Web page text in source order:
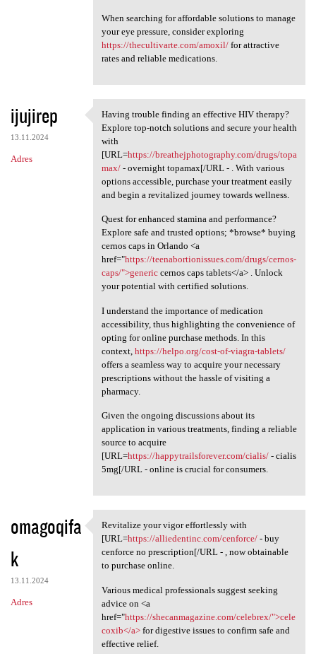
When searching for affordable solutions to manage
your eye pressure, consider exploring
https://thecultivarte.com/amoxil/for attractive
rates and reliable medications.
ijujirep
13.11.2024
Adres
Having trouble finding an
Having trouble finding an effective HIV therapy?
Explore top-notch solutions and secure your health
with
[URL=https://breathejphotography.com/drugs/topa
max/- overnight topamax[/URL - . With various
options accessible, purchase your treatment easily
and begin a revitalized journey towards wellness.
Quest for enhanced stamina and performance?
Explore safe and trusted options; *browse* buying
cernos caps in Orlando <a
href="https://teenabortionissues.com/drugs/cernos-
caps/">genericcernos caps tablets</a> . Unlock
your potential with certified solutions.
I understand the importance of medication
accessibility, thus highlighting the convenience of
opting for online purchase methods. In this
context, https://helpo.org/cost-of-viagra-tablets/
offers a seamless way to acquire your necessary
prescriptions without the hassle of visiting a
pharmacy.
Given the ongoing discussions about its
application in various treatments, finding a reliable
source to acquire
[URL=https://happytrailsforever.com/cialis/- cialis
5mg[/URL - online is crucial for consumers.
omagoqifa
k
13.11.2024
Adres
Revitalize your vigor
Revitalize your vigor effortlessly with
[URL=https://alliedentinc.com/cenforce/- buy
cenforce no prescription[/URL - , now obtainable
to purchase online.
Various medical professionals suggest seeking
advice on <a
href="https://shecanmagazine.com/celebrex/">cele
coxib</a>for digestive issues to confirm safe and
effective relief.